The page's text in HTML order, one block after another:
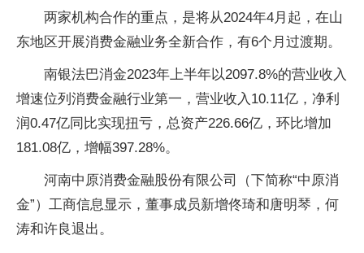
两家机构合作的重点，是将从2024年4月起，在山
东地区开展消费金融业务全新合作，有6个月过渡期。
南银法巴消金2023年上半年以2097.8%的营业收入
增速位列消费金融行业第一，营业收入10.11亿，净利
润0.47亿同比实现扭亏，总资产226.66亿，环比增加
181.08亿，增幅397.28%。
河南中原消费金融股份有限公司（下简称“中原消
金”）工商信息显示，董事成员新增佟琦和唐明琴，何
涛和许良退出。